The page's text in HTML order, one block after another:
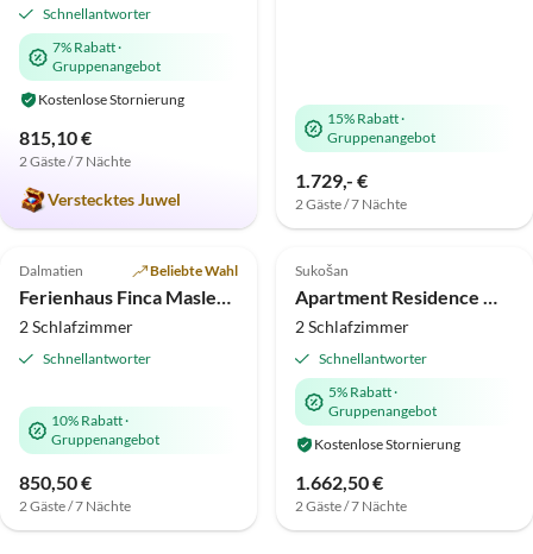
Schnellantworter
7% Rabatt·
Gruppenangebot
Kostenlose Stornierung
815,10 €
2 Gäste / 7 Nächte
Verstecktes Juwel
15% Rabatt·
Gruppenangebot
1.729,- €
2 Gäste / 7 Nächte
Strandurlaub
Top-Inserat
4.5 (1)
Dalmatien Beliebte Wahl
Ferienhaus Finca Maslenica
2 Schlafzimmer
Schnellantworter
10% Rabatt·
Gruppenangebot
850,50 €
2 Gäste / 7 Nächte
Top-Inserat
Sukošan
Apartment Residence World Singapur/Rio de Janeiro
2 Schlafzimmer
Schnellantworter
5% Rabatt·
Gruppenangebot
Kostenlose Stornierung
1.662,50 €
2 Gäste / 7 Nächte